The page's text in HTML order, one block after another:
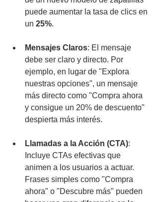
puede aumentar la tasa de clics en
un 25%.
Mensajes Claros: El mensaje
debe ser claro y directo. Por
ejemplo, en lugar de "Explora
nuestras opciones", un mensaje
más directo como "Compra ahora
y consigue un 20% de descuento"
despierta más interés.
Llamadas a la Acción (CTA):
Incluye CTAs efectivas que
animen a los usuarios a actuar.
Frases simples como "Compra
ahora" o "Descubre más" pueden